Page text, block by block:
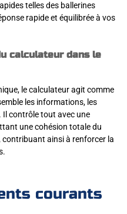
telles des ballerines
rapide et équilibrée à vos
calculateur dans le
le calculateur agit comme
les informations, les
contrôle tout avec une
une cohésion totale du
ainsi à renforcer la
courants